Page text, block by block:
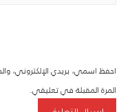
احفظ اسمي، بريدي الإلكتروني،
المرة المقبلة في تعليقي.